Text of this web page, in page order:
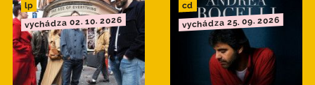
lp
vychádza 02. 10. 2026
cd
vychádza 25. 09. 2026